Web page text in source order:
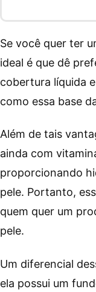
Se você quer ter
ideal é que dê
cobertura líquida
como essa base
Além de tais
ainda com
proporcionando
pele. Portanto,
quem quer um
pele.
Um diferencial
ela possui um